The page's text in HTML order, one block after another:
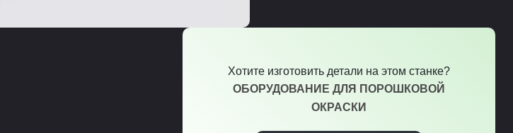
Хотите изготовить детали на этом станке?
ОБОРУДОВАНИЕ ДЛЯ ПОРОШКОВОЙ
ОКРАСКИ